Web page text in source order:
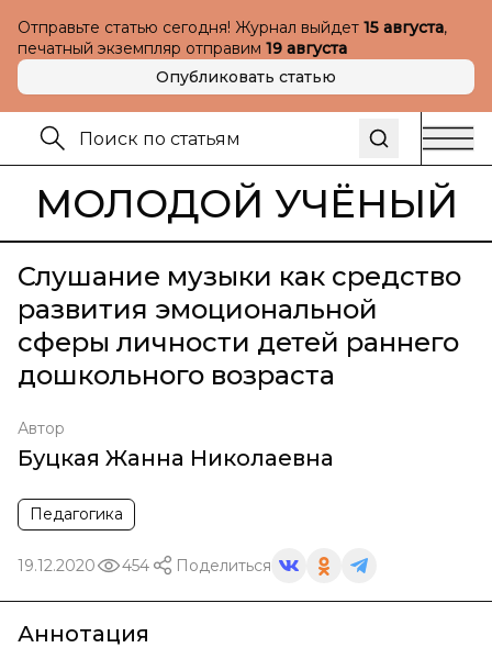
Отправьте статью сегодня! Журнал выйдет 15 августа,
печатный экземпляр отправим 19 августа
Опубликовать статью
МОЛОДОЙ УЧЁНЫЙ
Слушание музыки как средство
развития эмоциональной
сферы личности детей раннего
дошкольного возраста
Автор
Буцкая Жанна Николаевна
Педагогика
19.12.2020 454 Поделиться
Аннотация